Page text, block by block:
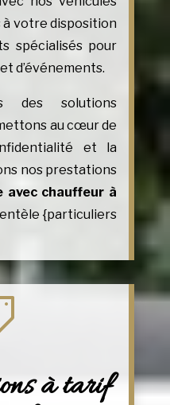
à votre disposition
spécialisés pour
d’événements.
des solutions
au cœur de
et la
nos prestations
avec chauffeur à
{particuliers
à tarif